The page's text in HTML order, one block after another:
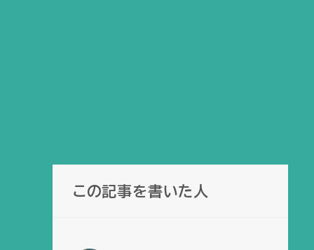
この記事を書いた人